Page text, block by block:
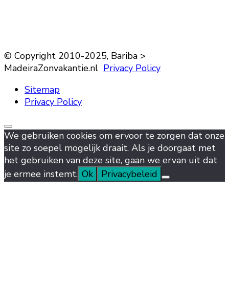
© Copyright 2010-2025, Bariba >
MadeiraZonvakantie.nl Privacy Policy
Sitemap
Privacy Policy
We gebruiken cookies om ervoor te zorgen dat onze
site zo soepel mogelijk draait. Als je doorgaat met
het gebruiken van deze site, gaan we ervan uit dat
je ermee instemt. Ok Privacybeleid